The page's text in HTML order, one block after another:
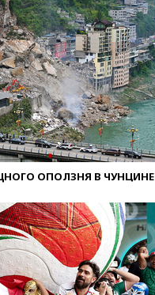
ОПОЛЗНЯ В ЧУНЦИНЕ